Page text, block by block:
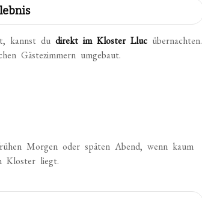
kannst dudirekt im Kloster Lluc übernachten.
Gästezimmern umgebaut.
Morgen oder späten Abend, wenn kaum
Kloster liegt.